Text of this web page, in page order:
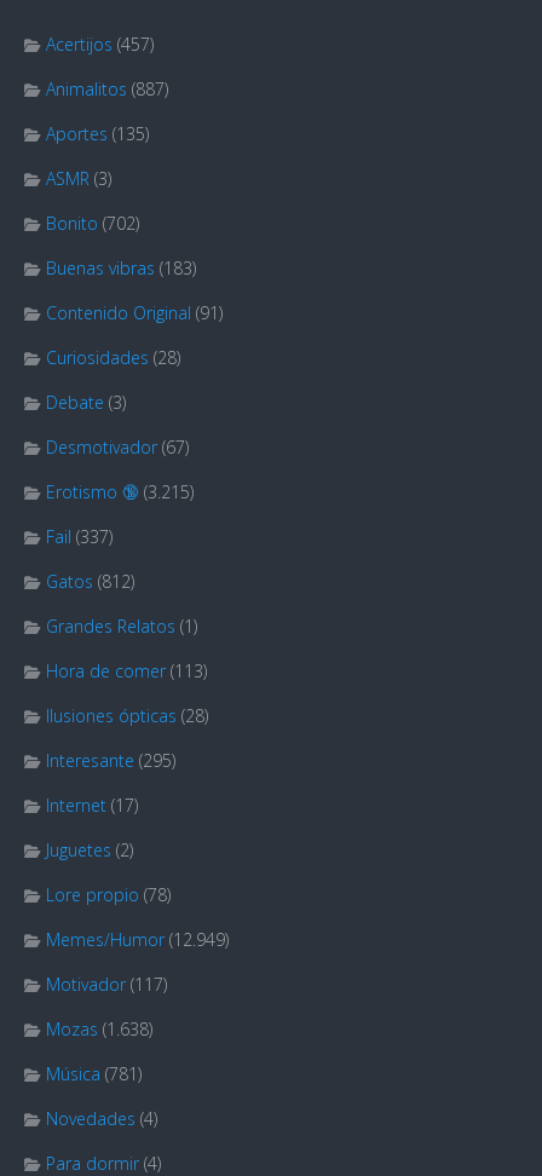
Acertijos (457)
Animalitos (887)
Aportes (135)
ASMR (3)
Bonito (702)
Buenas vibras (183)
Contenido Original (91)
Curiosidades (28)
Debate (3)
Desmotivador (67)
Erotismo 🔞 (3.215)
Fail (337)
Gatos (812)
Grandes Relatos (1)
Hora de comer (113)
Ilusiones ópticas (28)
Interesante (295)
Internet (17)
Juguetes (2)
Lore propio (78)
Memes/Humor (12.949)
Motivador (117)
Mozas (1.638)
Música (781)
Novedades (4)
Para dormir (4)